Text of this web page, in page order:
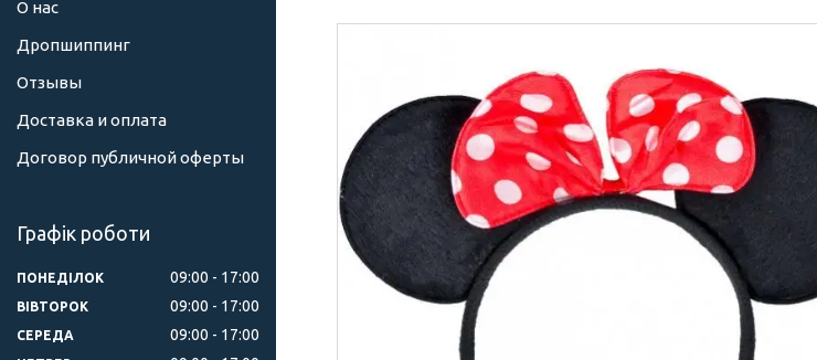
О нас
Дропшиппинг
Отзывы
Доставка и оплата
Договор публичной оферты
Графік роботи
ПОНЕДІЛОК 09:00 17:00
ВІВТОРОК 09:00 17:00
СЕРЕДА 09:00 17:00